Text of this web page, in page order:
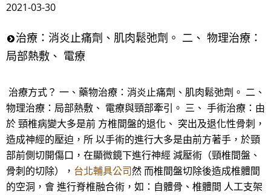
2021-03-30
治療：消炎止痛劑、肌肉鬆弛劑。 二、 物理治療：
局部熱敷、 電療
治療方式？ 一、藥物治療：消炎止痛劑、肌肉鬆弛劑。 二、
物理治療：局部熱敷、 電療與頸部牽引。 三、 手術治療：由
於 頸椎病變大多是前 方椎間盤的退化、 突出及退化性骨刺，
造成神經的壓迫，所 以手術的進行大多是由前方著手，於頸
部前側切開傷口，在顯微鏡下進行神經 減壓術（頸椎間盤、
骨刺的切除）， 台北輔具公司然 而椎間盤切除後造成椎體間
的空洞，會 進行脊椎融合術，如：自體骨、椎體間 人工支架